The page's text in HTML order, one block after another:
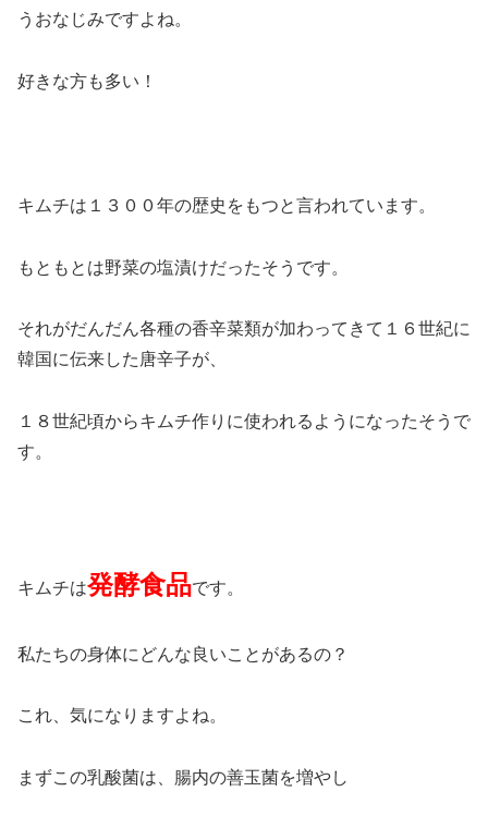
うおなじみですよね。
好きな方も多い！
キムチは１３００年の歴史をもつと言われています。
もともとは野菜の塩漬けだったそうです。
それがだんだん各種の香辛菜類が加わってきて１６世紀に
韓国に伝来した唐辛子が、
１８世紀頃からキムチ作りに使われるようになったそうで
す。
キムチは発酵食品です。
私たちの身体にどんな良いことがあるの？
これ、気になりますよね。
まずこの乳酸菌は、腸内の善玉菌を増やし